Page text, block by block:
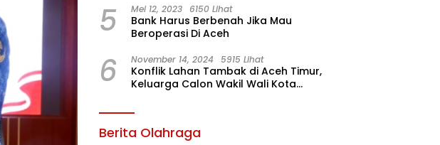
5 Mei 12, 2023 6150 Lihat
Bank Harus Berbenah Jika Mau
Beroperasi Di Aceh
6 November 14, 2024 5915 Lihat
Konflik Lahan Tambak di Aceh Timur,
Keluarga Calon Wakil Wali Kota
Berita Olahraga